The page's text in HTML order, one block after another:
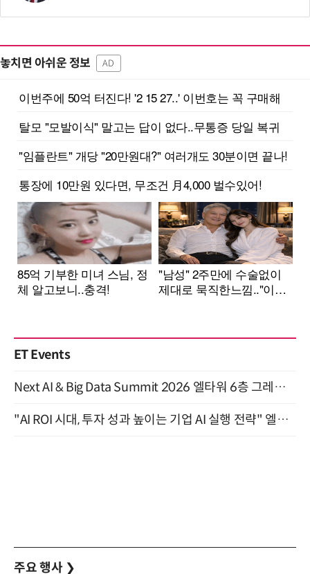
놓치면 아쉬운 정보 AD
ET Events
Next AI & Big Data Summit 2026 엘타워 6층 그레이스홀 개최 (9/18)
"AI ROI 시대, 투자 성과 높이는 기업 AI 실행 전략" 엘타워 6층 (9월 18일)
주요 행사 ❯